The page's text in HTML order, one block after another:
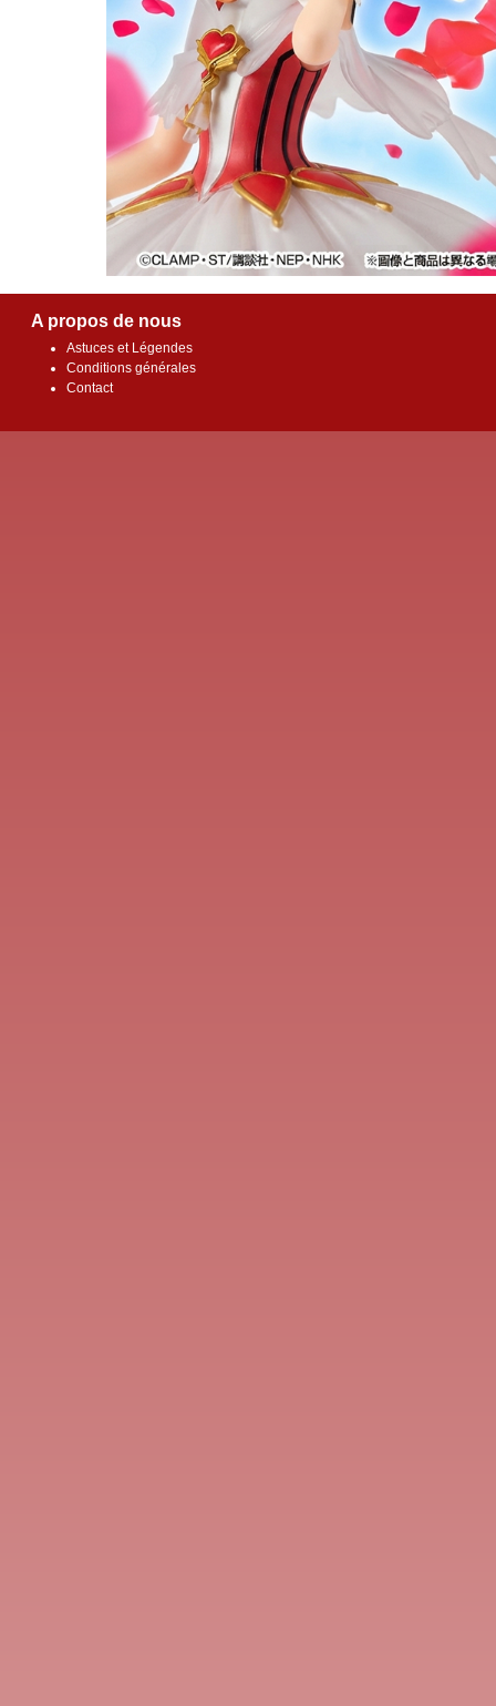
A propos de nous
Astuces et Légendes
Conditions générales
Contact